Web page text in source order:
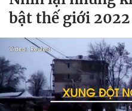
bật thế giới 2022